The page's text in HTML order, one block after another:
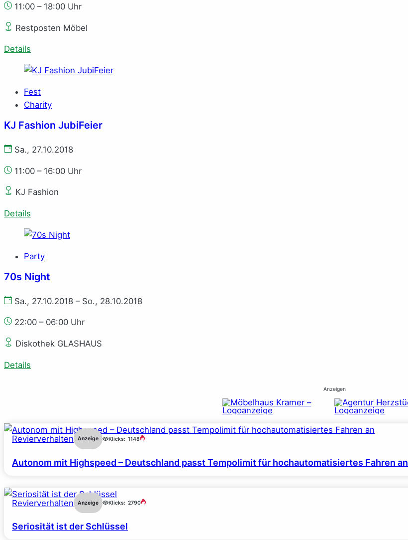
11:00 – 18:00 Uhr
Restposten Möbel
Details
Fest
Charity
KJ Fashion JubiFeier
Sa., 27.10.2018
11:00 – 16:00 Uhr
KJ Fashion
Details
Party
70s Night
Sa., 27.10.2018 – So., 28.10.2018
22:00 – 06:00 Uhr
Diskothek GLASHAUS
Details
Anzeigen
Revierverhalten Anzeige Klicks: 1148
Autonom mit Highspeed – Deutschland passt Tempolimit für hochautomatisiertes Fahren an
Revierverhalten Anzeige Klicks: 2790
Seriosität ist der Schlüssel